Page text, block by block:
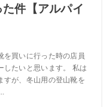
た件【アルパイ
を買いに行った時の店員
したいと思います。 私は
すが、冬山用の登山靴を